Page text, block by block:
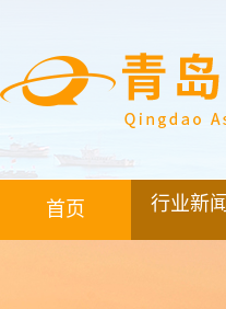
首页 行业新闻